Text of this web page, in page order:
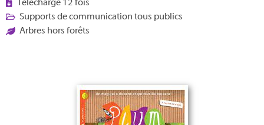
Téléchargé 12 fois
Supports de communication tous publics
Arbres hors forêts